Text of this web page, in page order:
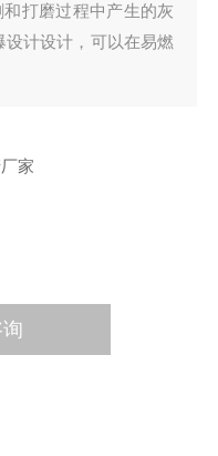
打磨过程中产生的灰
计设计，可以在易燃
家